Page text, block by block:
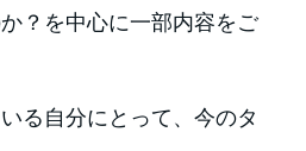
？を中心に一部内容をご
る自分にとって、今のタ